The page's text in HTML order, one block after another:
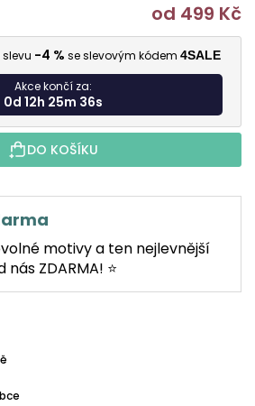
od 499 Kč
-4 % se slevovým kódem 4SALE
Akce končí za:
0d 12h 25m 35s
DO KOŠÍKU
motivy a ten nejlevnější
ZDARMA! ⭐